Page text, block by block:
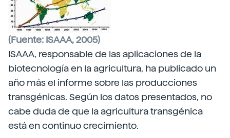
(Fuente: ISAAA, 2005)
ISAAA, responsable de las aplicaciones de la
biotecnología en la agricultura, ha publicado un
año más el informe sobre las producciones
transgénicas. Según los datos presentados, no
cabe duda de que la agricultura transgénica
está en continuo crecimiento.